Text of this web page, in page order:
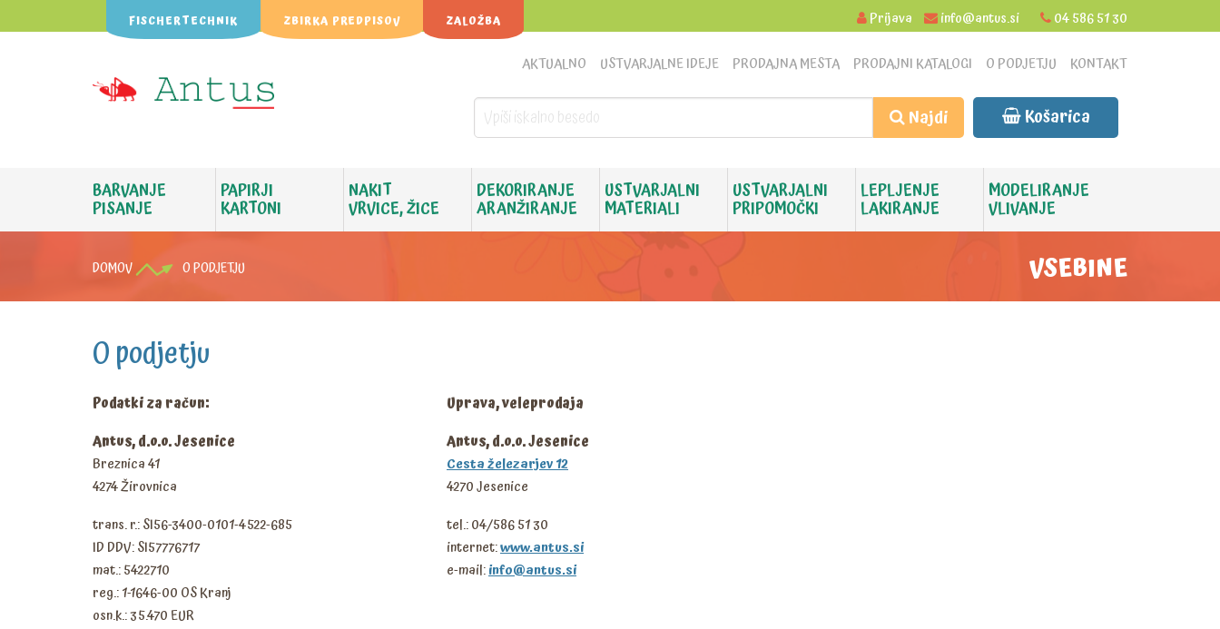
FISCHERTECHNIK ZBIRKA PREDPISOV ZALOŽBA Prijava info@antus.si
04 586 51 30
KONTAKT
O PODJETJU
PRODAJNI KATALOGI
PRODAJNA MESTA
USTVARJALNE IDEJE
AKTUALNO
Najdi Košarica
BARVANJE
PISANJE
PAPIRJI
KARTONI
NAKIT
VRVICE, ŽICE
DEKORIRANJE
ARANŽIRANJE
USTVARJALNI
MATERIALI
USTVARJALNI
PRIPOMOČKI
LEPLJENJE
LAKIRANJE
MODELIRANJE
VLIVANJE
DOMOV O PODJETJU VSEBINE
O podjetju
Podatki za račun:
Antus, d.o.o. Jesenice
Breznica 41
4274 Žirovnica
trans. r.: SI56-3400-0101-4522-685
ID DDV: SI57776717
mat.: 5422710
reg.: 1-1646-00 OS Kranj
osn.k.: 35.470 EUR
Uprava, veleprodaja
Antus, d.o.o. Jesenice
Cesta železarjev 12
4270 Jesenice
tel.: 04/586 51 30
internet:www.antus.si
e-mail:info@antus.si